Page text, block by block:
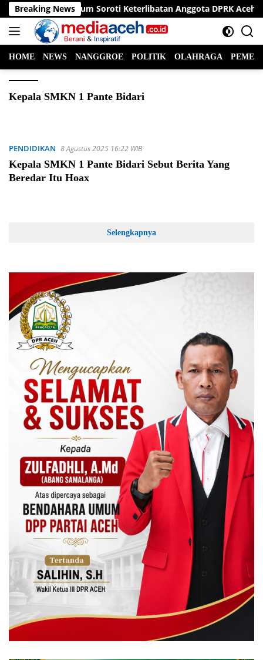
Langsung
ke
konten
Breaking News
Praktisi Hukum Soroti Keterlibatan Anggota DPRK Aceh
HOME NEWS NANGGROE POLITIK OLAHRAGA
Kepala SMKN 1 Pante Bidari
PENDIDIKAN 8 Agustus 2025 16:22 WIB
Kepala SMKN 1 Pante Bidari Sebut Berita Yang
Beredar Itu Hoax
Selengkapnya